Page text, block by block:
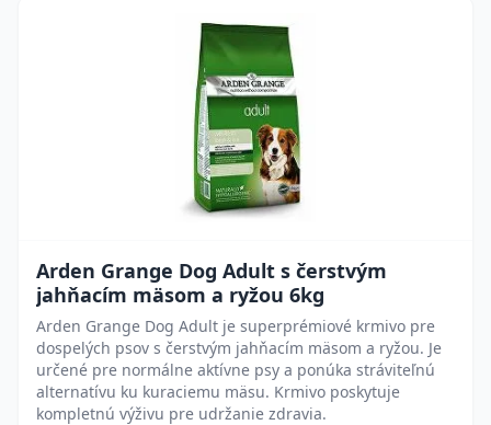
Arden Grange Dog Adult s čerstvým
jahňacím mäsom a ryžou 6kg
Arden Grange Dog Adult je superprémiové krmivo pre
dospelých psov s čerstvým jahňacím mäsom a ryžou. Je
určené pre normálne aktívne psy a ponúka stráviteľnú
alternatívu ku kuraciemu mäsu. Krmivo poskytuje
kompletnú výživu pre udržanie zdravia.